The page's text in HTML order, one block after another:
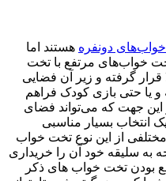
دونفره هستند اما
خواب‌های مرتفع با تخت
گرفته و زیر آن فضایی
و یا حتی بازی کودک فراهم
جهت که می‌تواند فضای
انتخاب بسیار مناسبی
از این نوع تخت خواب
به سلیقه خود آن را خریداری
بودن تخت خواب های ذکر